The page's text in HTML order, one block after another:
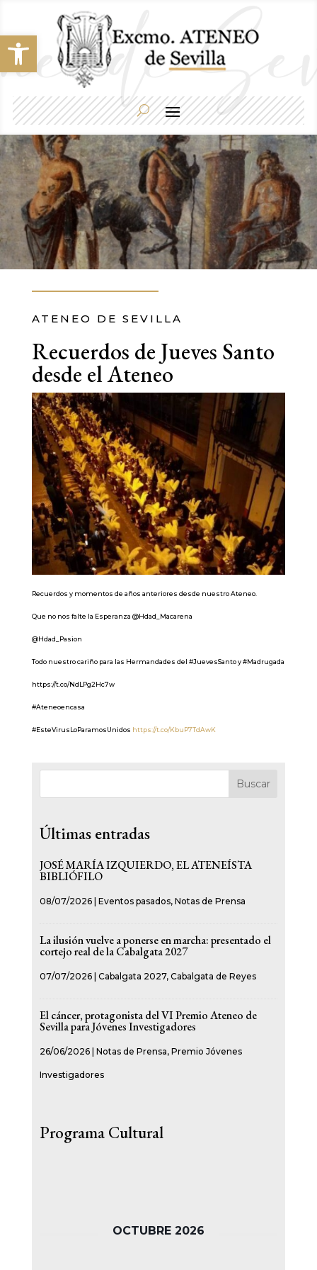
Abrir barra de herramientas
ATENEO DE SEVILLA
Recuerdos de Jueves Santo
desde el Ateneo
Recuerdos y momentos de años anteriores desde nuestro Ateneo.
Que no nos falte la Esperanza @Hdad_Macarena
@Hdad_Pasion
Todo nuestro cariño para las Hermandades del #JuevesSanto y #Madrugada
https://t.co/NdLPg2Hc7w
#Ateneoencasa
#EsteVirusLoParamosUnidos https://t.co/KbuP7TdAwK
Buscar
Últimas entradas
JOSÉ MARÍA IZQUIERDO, EL ATENEÍSTA
BIBLIÓFILO
08/07/2026| Eventos pasados, Notas de Prensa
La ilusión vuelve a ponerse en marcha: presentado el
cortejo real de la Cabalgata 2027
07/07/2026| Cabalgata 2027, Cabalgata de Reyes
El cáncer, protagonista del VI Premio Ateneo de
Sevilla para Jóvenes Investigadores
26/06/2026| Notas de Prensa, Premio Jóvenes
Investigadores
Programa Cultural
OCTUBRE 2026